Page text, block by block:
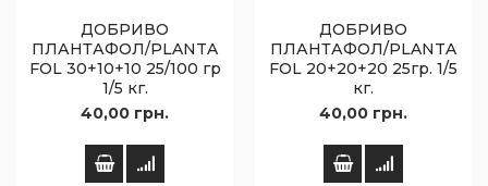
ДОБРИВО
ПЛАНТАФОЛ/PLANTA
FOL 30+10+10 25/100 гр
1/5 кг.
40,00 грн.
ДОБРИВО
ПЛАНТАФОЛ/PLANTA
FOL 20+20+20 25гр. 1/5
кг.
40,00 грн.